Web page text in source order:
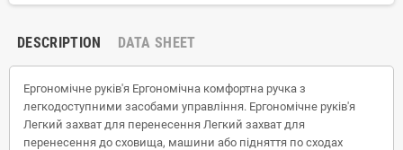
DESCRIPTION DATA SHEET
Ергономічне руків'я Ергономічна комфортна ручка з
легкодоступними засобами управління. Ергономічне руків'я
Легкий захват для перенесення Легкий захват для
перенесення до сховища, машини або підняття по сходах